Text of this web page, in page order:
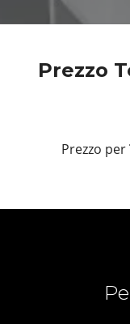
Prezzo
Prezzo per